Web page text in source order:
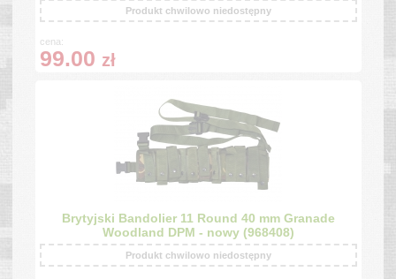
Produkt chwilowo niedostępny
cena:
99.00 zł
Brytyjski Bandolier 11 Round 40 mm Granade
Woodland DPM - nowy (968408)
Produkt chwilowo niedostępny